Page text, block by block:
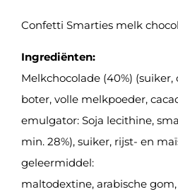
Confetti Smarties melk
Ingrediënten:
Melkchocolade (40%) (suiker,
boter, volle melkpoeder,
emulgator: Soja lecithine,
min. 28%), suiker, rijst- en
geleermiddel:
maltodextine, arabische gom,